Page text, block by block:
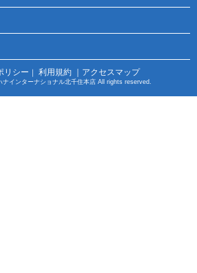
リシー ｜ 利用規約 ｜アクセスマップ
インターナショナル北千住本店 All rights reserved.